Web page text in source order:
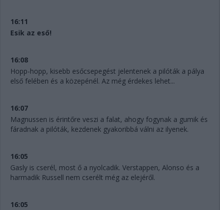
16:11
Esik az eső!
16:08
Hopp-hopp, kisebb esőcsepegést jelentenek a pilóták a pálya
első felében és a közepénél. Az még érdekes lehet...
16:07
Magnussen is érintőre veszi a falat, ahogy fogynak a gumik és
fáradnak a pilóták, kezdenek gyakoribbá válni az ilyenek.
16:05
Gasly is cserél, most ő a nyolcadik. Verstappen, Alonso és a
harmadik Russell nem cserélt még az elejéről.
16:05